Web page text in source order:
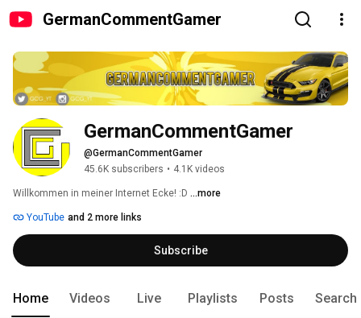
GermanCommentGamer
GermanCommentGamer
@GermanCommentGamer
45.6K subscribers • 4.1K videos
Willkommen in meiner Internet Ecke! :D ...more
YouTube and 2 more links
Subscribe
Home Videos Live Playlists Posts Search